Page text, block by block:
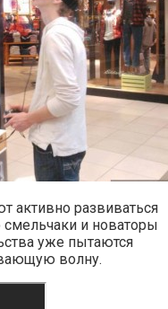
активно развиваться
и новаторы
уже пытаются
волну.